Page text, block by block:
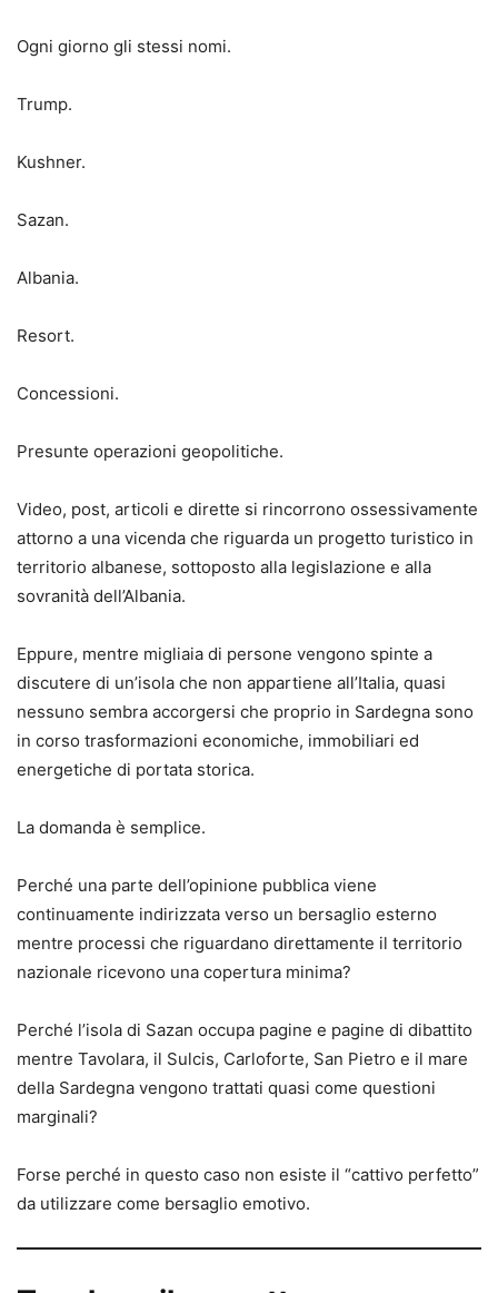
Ogni giorno gli stessi nomi.
Trump.
Kushner.
Sazan.
Albania.
Resort.
Concessioni.
Presunte operazioni geopolitiche.
Video, post, articoli e dirette si rincorrono ossessivamente
attorno a una vicenda che riguarda un progetto turistico in
territorio albanese, sottoposto alla legislazione e alla
sovranità dell’Albania.
Eppure, mentre migliaia di persone vengono spinte a
discutere di un’isola che non appartiene all’Italia, quasi
nessuno sembra accorgersi che proprio in Sardegna sono
in corso trasformazioni economiche, immobiliari ed
energetiche di portata storica.
La domanda è semplice.
Perché una parte dell’opinione pubblica viene
continuamente indirizzata verso un bersaglio esterno
mentre processi che riguardano direttamente il territorio
nazionale ricevono una copertura minima?
Perché l’isola di Sazan occupa pagine e pagine di dibattito
mentre Tavolara, il Sulcis, Carloforte, San Pietro e il mare
della Sardegna vengono trattati quasi come questioni
marginali?
Forse perché in questo caso non esiste il “cattivo perfetto”
da utilizzare come bersaglio emotivo.